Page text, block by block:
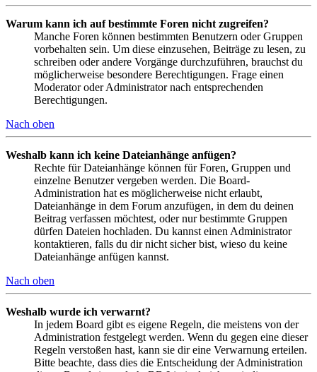
Warum kann ich auf bestimmte Foren nicht zugreifen?
Manche Foren können bestimmten Benutzern oder Gruppen
vorbehalten sein. Um diese einzusehen, Beiträge zu lesen, zu
schreiben oder andere Vorgänge durchzuführen, brauchst du
möglicherweise besondere Berechtigungen. Frage einen
Moderator oder Administrator nach entsprechenden
Berechtigungen.
Nach oben
Weshalb kann ich keine Dateianhänge anfügen?
Rechte für Dateianhänge können für Foren, Gruppen und
einzelne Benutzer vergeben werden. Die Board-
Administration hat es möglicherweise nicht erlaubt,
Dateianhänge in dem Forum anzufügen, in dem du deinen
Beitrag verfassen möchtest, oder nur bestimmte Gruppen
dürfen Dateien hochladen. Du kannst einen Administrator
kontaktieren, falls du dir nicht sicher bist, wieso du keine
Dateianhänge anfügen kannst.
Nach oben
Weshalb wurde ich verwarnt?
In jedem Board gibt es eigene Regeln, die meistens von der
Administration festgelegt werden. Wenn du gegen eine dieser
Regeln verstoßen hast, kann sie dir eine Verwarnung erteilen.
Bitte beachte, dass dies die Entscheidung der Administration